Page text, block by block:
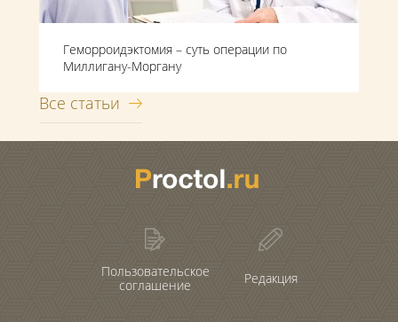
Геморроидэктомия – суть операции по
Миллигану-Моргану
Все статьи
Пользовательское
соглашение
Редакция